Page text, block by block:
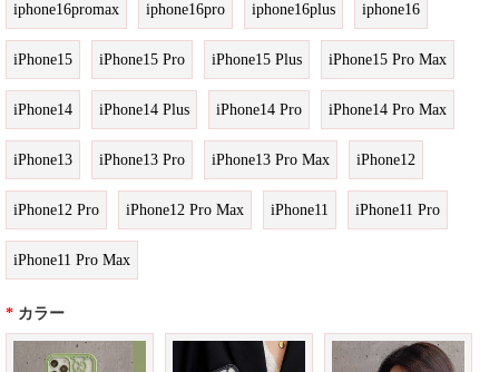
iphone16promax iphone16pro iphone16plus iphone16
iPhone15 iPhone15 Pro iPhone15 Plus iPhone15 Pro Max
iPhone14 iPhone14 Plus iPhone14 Pro iPhone14 Pro Max
iPhone13 iPhone13 Pro iPhone13 Pro Max iPhone12
iPhone12 Pro iPhone12 Pro Max iPhone11 iPhone11 Pro
iPhone11 Pro Max
* カラー